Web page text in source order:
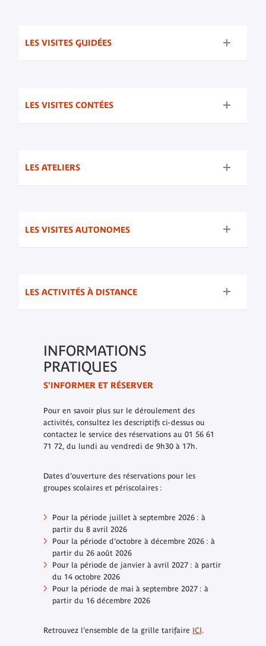
LES VISITES GUIDÉES
LES VISITES CONTÉES
LES ATELIERS
LES VISITES AUTONOMES
LES ACTIVITÉS À DISTANCE
INFORMATIONS
PRATIQUES
S'INFORMER ET RÉSERVER
Pour en savoir plus sur le déroulement des
activités, consultez les descriptifs ci-dessus ou
contactez le service des réservations au 01 56 61
71 72, du lundi au vendredi de 9h30 à 17h.
Dates d’ouverture des réservations pour les
groupes scolaires et périscolaires :
Pour la période juillet à septembre 2026 : à
partir du 8 avril 2026
Pour la période d’octobre à décembre 2026 : à
partir du 26 août 2026
Pour la période de janvier à avril 2027 : à partir
du 14 octobre 2026
Pour la période de mai à septembre 2027 : à
partir du 16 décembre 2026
Retrouvez l’ensemble de la grille tarifaire ICI.